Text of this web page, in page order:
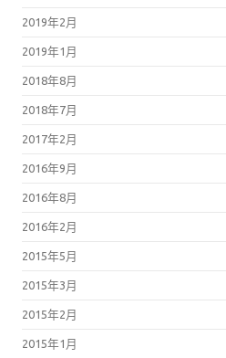
2019年2月
2019年1月
2018年8月
2018年7月
2017年2月
2016年9月
2016年8月
2016年2月
2015年5月
2015年3月
2015年2月
2015年1月